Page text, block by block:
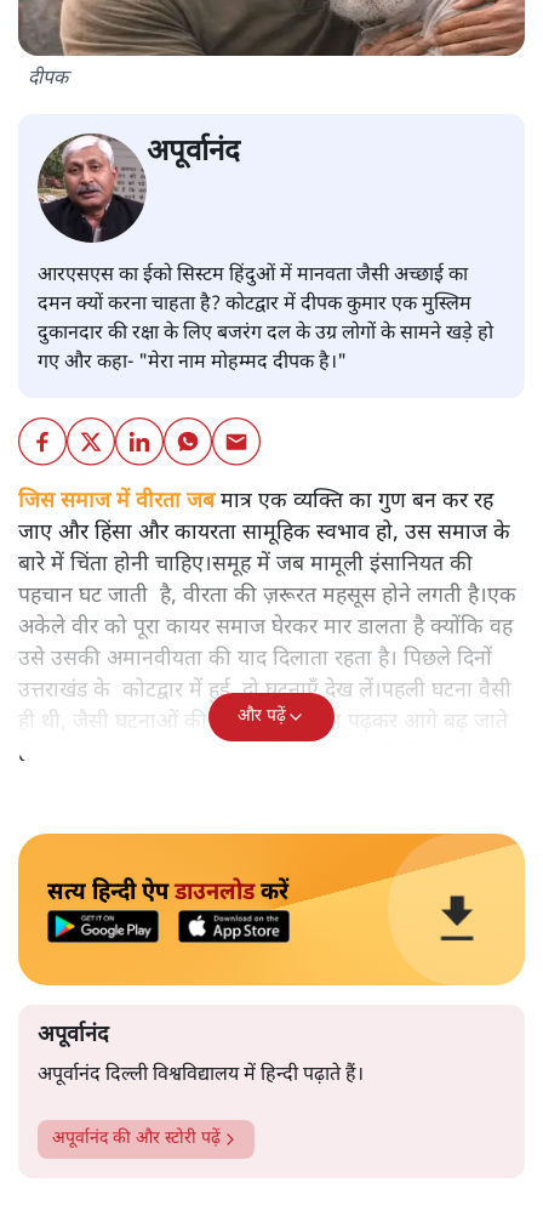
दीपक
अपूर्वानंद
आरएसएस का ईको सिस्टम हिंदुओं में मानवता जैसी अच्छाई का
दमन क्यों करना चाहता है? कोटद्वार में दीपक कुमार एक मुस्लिम
दुकानदार की रक्षा के लिए बजरंग दल के उग्र लोगों के सामने खड़े हो
गए और कहा- "मेरा नाम मोहम्मद दीपक है।"
जिस समाज में वीरता जबमात्र एक व्यक्ति का गुण बन कर रह
जाए और हिंसा और कायरता सामूहिक स्वभाव हो, उस समाज के
बारे में चिंता होनी चाहिए।समूह में जब मामूली इंसानियत की
पहचान घट जाती है, वीरता की ज़रूरत महसूस होने लगती है।एक
अकेले वीर को पूरा कायर समाज घेरकर मार डालता है क्योंकि वह
उसे उसकी अमानवीयता की याद दिलाता रहता है। पिछले दिनों
उत्तराखंड के कोटद्वार में हुई दो घटनाएँ देख लें।पहली घटना वैसी
ही थी, जैसी घटनाओं की खबर हम रोज़ाना पढ़कर आगे बढ़ जाते
हैं।भारत के तक़रीबन हर हिस्से से ऐसी खबर आती ही रहती है।
और पढ़ें
सत्य हिन्दी ऐपडाउनलोडकरें
अपूर्वानंद
अपूर्वानंद दिल्ली विश्वविद्यालय में हिन्दी पढ़ाते हैं।
अपूर्वानंदकी और स्टोरी पढ़ें